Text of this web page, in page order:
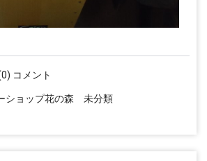
コメント
ショップ花の森 未分類